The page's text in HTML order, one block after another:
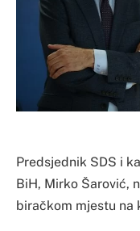
Predsjednik SDS i
BiH, Mirko Šarović,
biračkom mjestu na